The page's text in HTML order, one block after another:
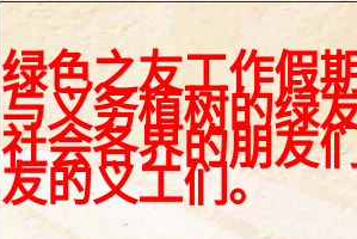
绿色之友工作假
与义务植树的绿
社会各界的朋友
友的义工们。